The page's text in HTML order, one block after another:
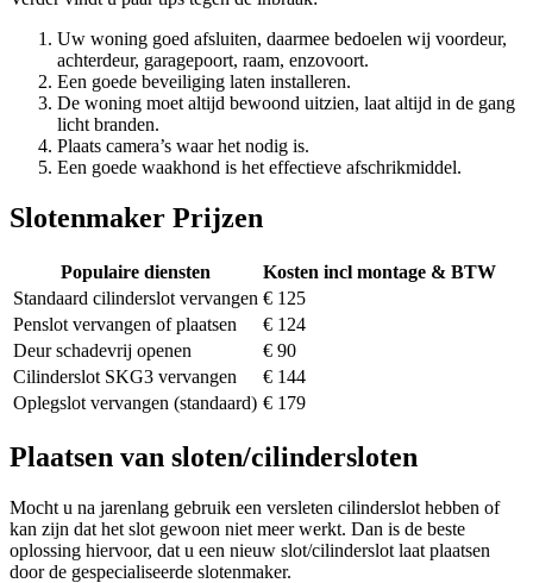
Uw woning goed afsluiten, daarmee bedoelen wij voordeur,
achterdeur, garagepoort, raam, enzovoort.
Een goede beveiliging laten installeren.
De woning moet altijd bewoond uitzien, laat altijd in de gang
licht branden.
Plaats camera’s waar het nodig is.
Een goede waakhond is het effectieve afschrikmiddel.
Slotenmaker Prijzen
Populaire diensten
Kosten incl montage & BTW
Standaard cilinderslot vervangen € 125
Penslot vervangen of plaatsen
€ 124
Deur schadevrij openen
€ 90
Cilinderslot SKG3 vervangen
€ 144
Oplegslot vervangen (standaard) € 179
Plaatsen van sloten/cilindersloten
Mocht u na jarenlang gebruik een versleten cilinderslot hebben of
kan zijn dat het slot gewoon niet meer werkt. Dan is de beste
oplossing hiervoor, dat u een nieuw slot/cilinderslot laat plaatsen
door de gespecialiseerde slotenmaker.